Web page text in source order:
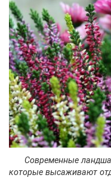
Современные
которые высаживают